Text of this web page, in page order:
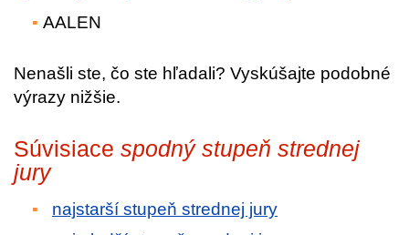
AALEN
Nenašli ste, čo ste hľadali? Vyskúšajte podobné
výrazy nižšie.
Súvisiace spodný stupeň strednej
jury
najstarší stupeň strednej jury